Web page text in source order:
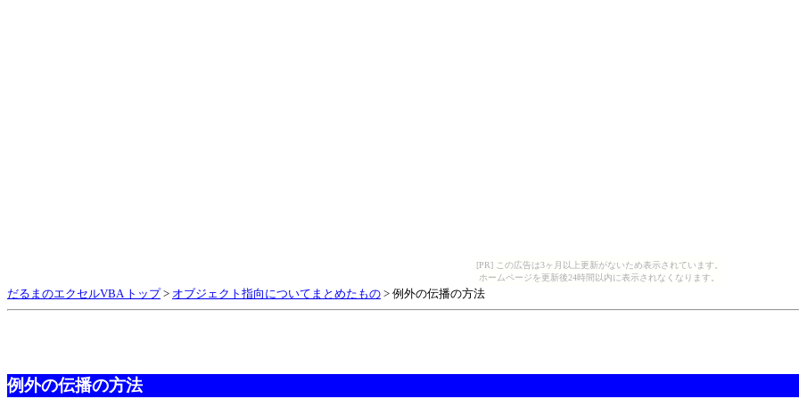
[PR] この広告は3ヶ月以上更新がないため表示されています。
ホームページを更新後24時間以内に表示されなくなります。
だるまのエクセルVBA トップ > オブジェクト指向についてまとめたもの > 例外の伝播の方法
例外の伝播の方法